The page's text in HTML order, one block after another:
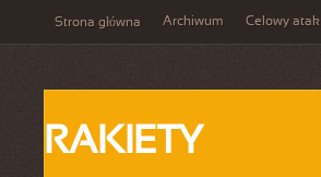
Strona główna Archiwum Celowy atak
RAKIETY